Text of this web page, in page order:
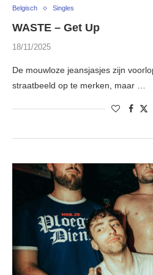
Belgisch Singles
WASTE – Get Up
18/11/2025
De mouwloze jeansjasjes zijn
straatbeeld op te merken, maar …